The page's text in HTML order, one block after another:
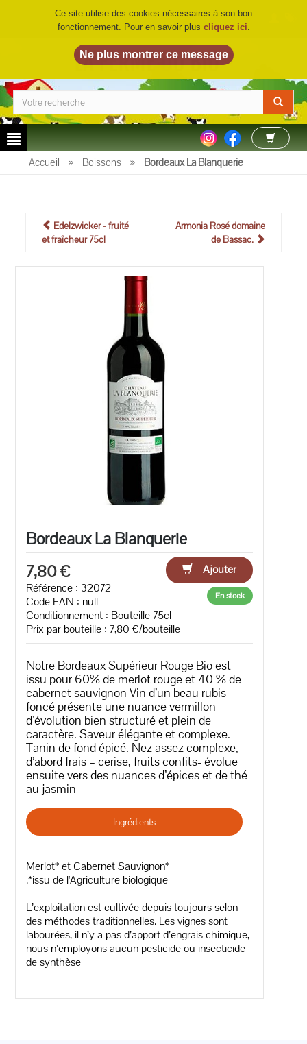
LA FERME DU BIO©
Accueil » Boissons » Bordeaux La Blanquerie
Edelzwicker - fruité
et fraîcheur 75cl
Armonia Rosé domaine
de Bassac.
Bordeaux La Blanquerie
7,80 €
Ajouter
Référence : 32072
Code EAN : null
Conditionnement : Bouteille 75cl
Prix par bouteille : 7,80 €/bouteille
En stock
Notre Bordeaux Supérieur Rouge Bio est
issu pour 60% de merlot rouge et 40 % de
cabernet sauvignon Vin d’un beau rubis
foncé présente une nuance vermillon
d’évolution bien structuré et plein de
caractère. Saveur élégante et complexe.
Tanin de fond épicé. Nez assez complexe,
d’abord frais – cerise, fruits confits- évolue
ensuite vers des nuances d’épices et de thé
au jasmin
Ingrédients
Merlot* et Cabernet Sauvignon*
.*issu de l'Agriculture biologique
L’exploitation est cultivée depuis toujours selon
des méthodes traditionnelles. Les vignes sont
labourées, il n’y a pas d’apport d’engrais chimique,
nous n’employons aucun pesticide ou insecticide
de synthèse
Ce site utilise des cookies nécessaires à son bon
fonctionnement. Pour en savoir plus cliquez ici.